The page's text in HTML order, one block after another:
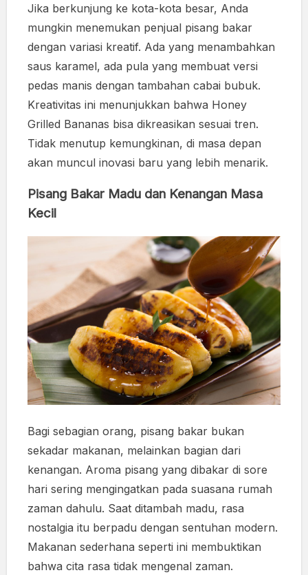
Jika berkunjung ke kota-kota besar, Anda
mungkin menemukan penjual pisang bakar
dengan variasi kreatif. Ada yang menambahkan
saus karamel, ada pula yang membuat versi
pedas manis dengan tambahan cabai bubuk.
Kreativitas ini menunjukkan bahwa Honey
Grilled Bananas bisa dikreasikan sesuai tren.
Tidak menutup kemungkinan, di masa depan
akan muncul inovasi baru yang lebih menarik.
Pisang Bakar Madu dan Kenangan Masa
Kecil
Bagi sebagian orang, pisang bakar bukan
sekadar makanan, melainkan bagian dari
kenangan. Aroma pisang yang dibakar di sore
hari sering mengingatkan pada suasana rumah
zaman dahulu. Saat ditambah madu, rasa
nostalgia itu berpadu dengan sentuhan modern.
Makanan sederhana seperti ini membuktikan
bahwa cita rasa tidak mengenal zaman.